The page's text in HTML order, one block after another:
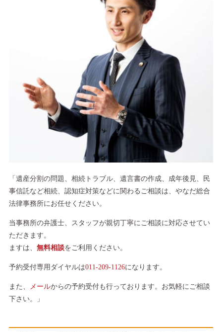
「遺産分割の問題、相続トラブル、遺言書の作成、成年後見、民
事信託など相続、認知症対策などに関わるご相談は、やなだ総合
法律事務所にお任せください。
当事務所の弁護士、スタッフが親切丁寧にご相談に対応させてい
ただきます。
ますは、 無料相談をご利用ください。
予約受付専用ダイヤルは011-209-1126になります。
また、 メールからの予約受付も行っております。お気軽にご相談
下さい。」